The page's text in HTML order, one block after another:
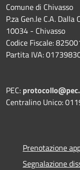
Comune di Chivasso
P.za Gen.le C.A.
10034 - Chivasso
Codice Fiscale:
Partita IVA:
PEC:
Centralino Unico:
Prenotazione
Segnalazione